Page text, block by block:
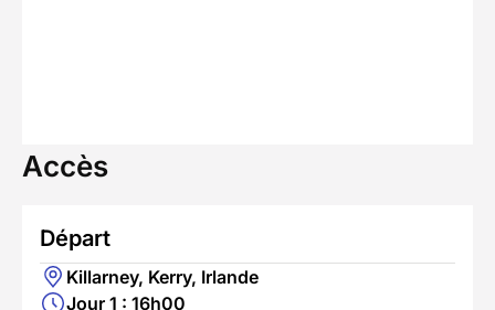
Accès
Départ
Killarney, Kerry, Irlande
Jour 1 : 16h00